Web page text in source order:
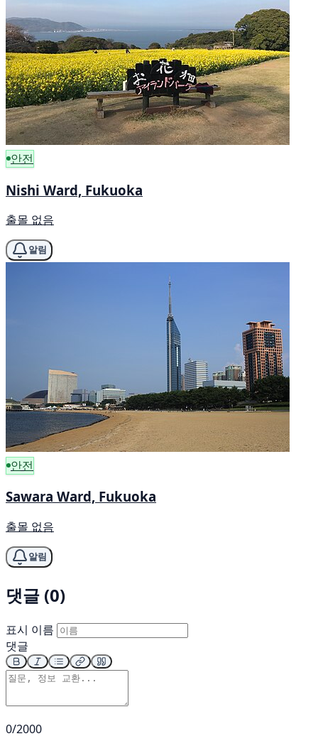
안전
Nishi Ward, Fukuoka
출몰 없음
알림
안전
Sawara Ward, Fukuoka
출몰 없음
알림
댓글 (0)
표시 이름
댓글
0/2000